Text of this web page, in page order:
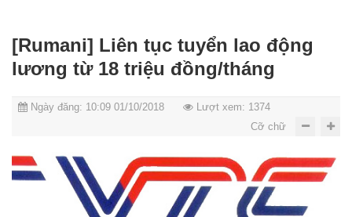
[Rumani] Liên tục tuyển lao động
lương từ 18 triệu đồng/tháng
Ngày đăng: 10:09 01/10/2018
Lượt xem: 1374
Cỡ chữ